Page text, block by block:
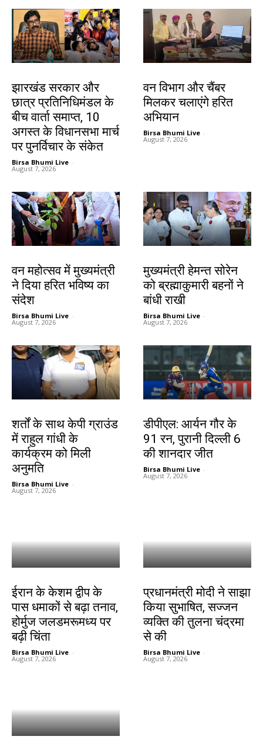
झारखंड सरकार और
छात्र प्रतिनिधिमंडल के
बीच वार्ता समाप्त, 10
अगस्त के विधानसभा मार्च
पर पुनर्विचार के संकेत
Birsa Bhumi Live -
August 7, 2026
वन विभाग और चैंबर
मिलकर चलाएंगे हरित
अभियान
Birsa Bhumi Live -
August 7, 2026
वन महोत्सव में मुख्यमंत्री
ने दिया हरित भविष्य का
संदेश
Birsa Bhumi Live -
August 7, 2026
मुख्यमंत्री हेमन्त सोरेन
को ब्रह्माकुमारी बहनों ने
बांधी राखी
Birsa Bhumi Live -
August 7, 2026
शर्तों के साथ केपी ग्राउंड
में राहुल गांधी के
कार्यक्रम को मिली
अनुमति
Birsa Bhumi Live -
August 7, 2026
डीपीएल: आर्यन गौर के
91 रन, पुरानी दिल्ली 6
की शानदार जीत
Birsa Bhumi Live -
August 7, 2026
ईरान के केशम द्वीप के
पास धमाकों से बढ़ा तनाव,
होर्मुज जलडमरूमध्य पर
बढ़ी चिंता
Birsa Bhumi Live -
August 7, 2026
प्रधानमंत्री मोदी ने साझा
किया सुभाषित, सज्जन
व्यक्ति की तुलना चंद्रमा
से की
Birsa Bhumi Live -
August 7, 2026